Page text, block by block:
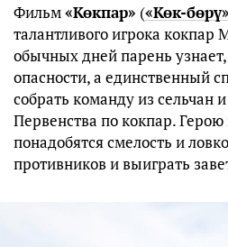
Фильм«Көкпар» («Көк-бөрү»
талантливого игрока кокпар
обычных дней парень
опасности, а единственный
собрать команду из сельчан
Первенства по кокпар. Герою
понадобятся смелость и
противников и выиграть